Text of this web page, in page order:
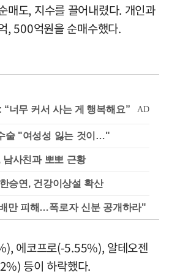
매도, 지수를 끌어내렸다. 개인과
, 500억원을 순매수했다.
술 "여성성 잃는 것이…"
사친과 뽀뽀 근황
승연, 건강이상설 확산
만 피해…폭로자 신분 공개하라"
에코프로(-5.55%), 알테오젠
등이 하락했다.